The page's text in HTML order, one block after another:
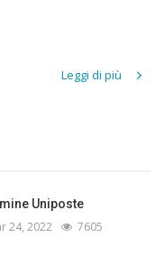
Leggi di più
Uniposte
24, 2022 7605